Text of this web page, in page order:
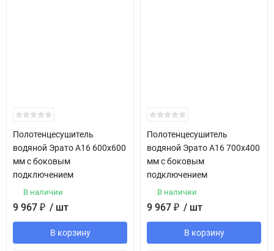
Полотенцесушитель
водяной Эрато А16 600х600
мм с боковым
подключением
В наличии
9 967 ₽ / шт
В корзину
Полотенцесушитель
водяной Эрато А16 700х400
мм с боковым
подключением
В наличии
9 967 ₽ / шт
В корзину